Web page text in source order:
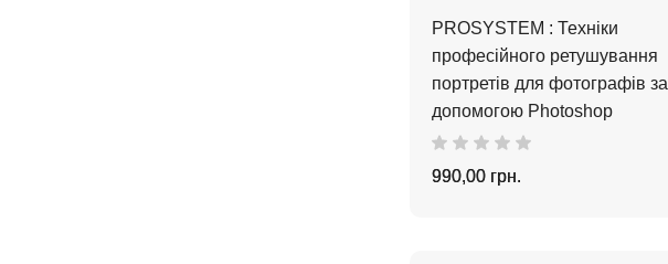
PROSYSTEM : Техніки
професійного ретушування
портретів для фотографів за
допомогою Photoshop
990,00 грн.